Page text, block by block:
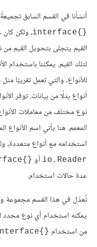
أنشأنا في القسم السابق
{}interface
، ولكن
القيم يتجلى بتحويل القيم من
لتلك القيم. يمكننا باستخدام
للأنواع، والتي تعمل تقريبًا
أنواع بدلًا من بيانات. توفر
نوع مختلف من معاملات
المعمم. هنا يأتي اسم الأنواع
استخدامه مع أنواع
io.Reader أو {}interface
عدة حالات استخدام.
نُعدّل في هذا القسم مجموعة
يمكنه استخدام أي نوع محدد
من استخدام {}interface